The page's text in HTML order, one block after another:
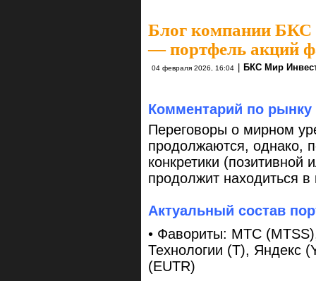
Блог компании БКС
— портфель акций
04 февраля 2026, 16:04 БКС Мир
Комментарий по рынку
Переговоры о мирном
продолжаются, однако,
конкретики
продолжит находиться в
Актуальный состав
• Фавориты: МТС
Технологии (T), Яндекс
(EUTR)